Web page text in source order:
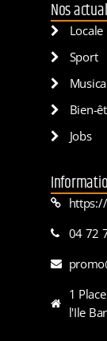
Nos
Locale
Sport
Bien-
Jobs
04 72
1
l'Ile